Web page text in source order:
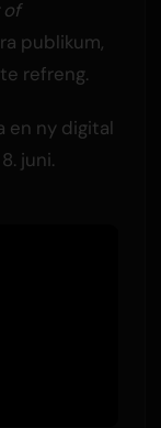
of
publikum,
refreng.
en ny digital
juni.